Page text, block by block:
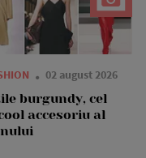
02 august 2026
burgundy, cel
accesoriu al